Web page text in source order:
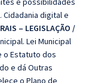
digital e
– LEGISLAÇÃO /
Lei Municipal
o Estatuto dos
e dá Outras
o Plano de